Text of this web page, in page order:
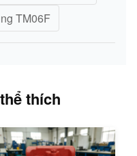
TM06F
thích